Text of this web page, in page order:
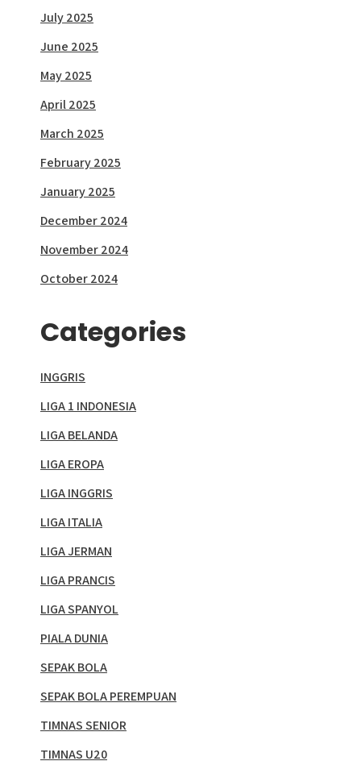
July 2025
June 2025
May 2025
April 2025
March 2025
February 2025
January 2025
December 2024
November 2024
October 2024
Categories
INGGRIS
LIGA 1 INDONESIA
LIGA BELANDA
LIGA EROPA
LIGA INGGRIS
LIGA ITALIA
LIGA JERMAN
LIGA PRANCIS
LIGA SPANYOL
PIALA DUNIA
SEPAK BOLA
SEPAK BOLA PEREMPUAN
TIMNAS SENIOR
TIMNAS U20